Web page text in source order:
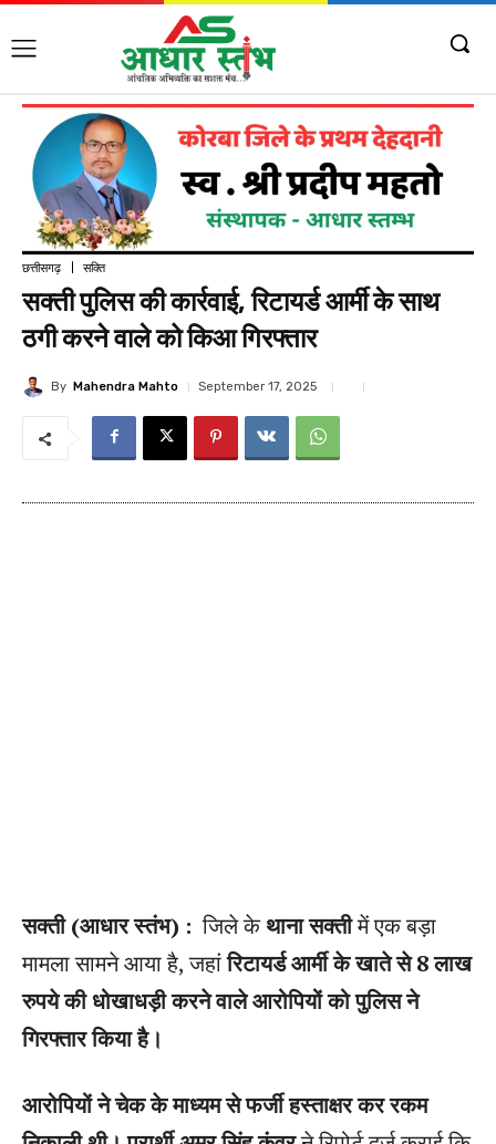
छत्तीसगढ़ सक्ति
सक्ती पुलिस की कार्रवाई, रिटायर्ड आर्मी के साथ
ठगी करने वाले को किआ गिरफ्तार
By Mahendra Mahto September 17, 2025
सक्ती (आधार स्तंभ) :जिले केथाना सक्तीमें एक बड़ा
मामला सामने आया है, जहांरिटायर्ड आर्मी के खाते से 8 लाख
रुपये की धोखाधड़ी करने वाले आरोपियों को पुलिस ने
गिरफ्तार किया है।
आरोपियों ने चेक के माध्यम से फर्जी हस्ताक्षर कर रकम